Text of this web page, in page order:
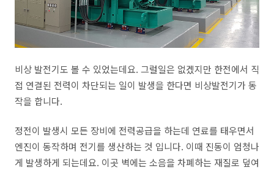
비상 발전기도 볼 수 있었는데요. 그럴일은 없겠지만 한전에서 직
접 연결된 전력이 차단되는 일이 발생을 한다면 비상발전기가 동
작을 합니다.
정전이 발생시 모든 장비에 전력공급을 하는데 연료를 태우면서
엔진이 동작하며 전기를 생산하는 것 입니다. 이때 진동이 엄청나
게 발생하게 되는데요. 이곳 벽에는 소음을 차폐하는 재질로 덮여